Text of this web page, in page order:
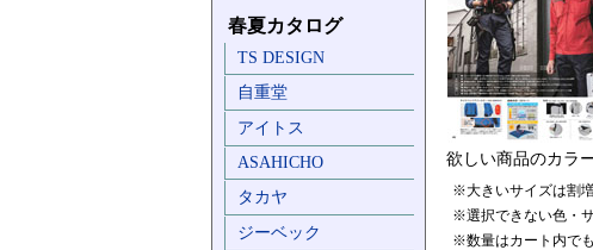
春夏カタログ
TS DESIGN
自重堂
アイトス
ASAHICHO
タカヤ
ジーベック
欲しい商品のカラ
※大きいサイズは割
※選択できない色・
※数量はカート内で